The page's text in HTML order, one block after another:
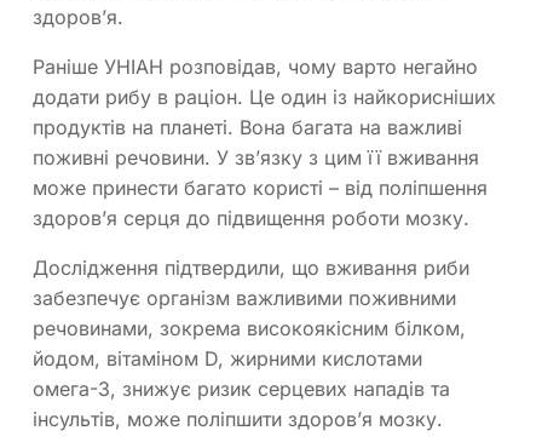
здоров’я.
Раніше УНІАН розповідав, чому варто негайно
додати рибу в раціон. Це один із найкорисніших
продуктів на планеті. Вона багата на важливі
поживні речовини. У зв’язку з цим її вживання
може принести багато користі – від поліпшення
здоров’я серця до підвищення роботи мозку.
Дослідження підтвердили, що вживання риби
забезпечує організм важливими поживними
речовинами, зокрема високоякісним білком,
йодом, вітаміном D, жирними кислотами
омега-3, знижує ризик серцевих нападів та
інсультів, може поліпшити здоров’я мозку.